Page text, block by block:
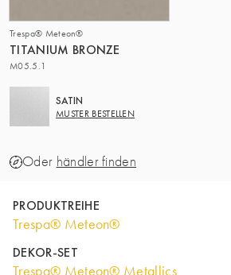
Trespa® Meteon®
TITANIUM BRONZE
M05.5.1
SATIN
MUSTER BESTELLEN
Oder händler finden
PRODUKTREIHE
Trespa® Meteon®
DEKOR-SET
Trespa® Meteon® Metallics